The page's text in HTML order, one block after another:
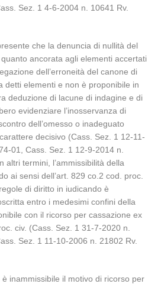
Sez. 1 4-6-2004 n. 10641 Rv.
che la denuncia di nullità del
ancorata agli elementi accertati
dell’erroneità del canone di
detti elementi e non è proponibile in
deduzione di lacune di indagine e di
evidenziare l’inosservanza di
dell’omesso o inadeguato
decisivo (Cass. Sez. 1 12-11-
01, Cass. Sez. 1 12-9-2014 n.
altri termini, l’ammissibilità della
ai sensi dell’art. 829 co.2 cod. proc.
di diritto in iudicando è
entro i medesimi confini della
con il ricorso per cassazione ex
civ. (Cass. Sez. 1 31-7-2020 n.
Sez. 1 11-10-2006 n. 21802 Rv.
inammissibile il motivo di ricorso per